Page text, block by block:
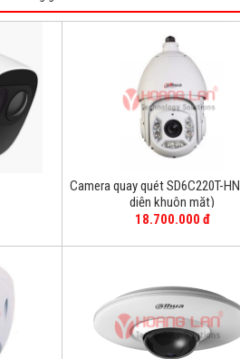
Camera quay quét SD6C220T-
diện khuôn mặt)
18.700.000 đ